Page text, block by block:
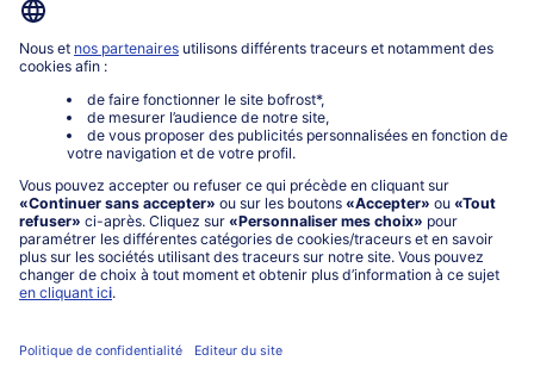
Mon compte bofrost*
service@bofrost.fr
0801 902 406
Lu-Ve : 9h - 20h (appel non surtaxé)